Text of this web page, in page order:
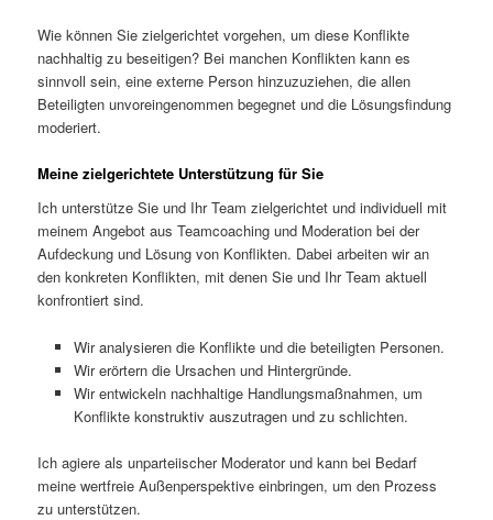
Wie können Sie zielgerichtet vorgehen, um diese Konflikte
nachhaltig zu beseitigen? Bei manchen Konflikten kann es
sinnvoll sein, eine externe Person hinzuzuziehen, die allen
Beteiligten unvoreingenommen begegnet und die Lösungsfindung
moderiert.
Meine zielgerichtete Unterstützung für Sie
Ich unterstütze Sie und Ihr Team zielgerichtet und individuell mit
meinem Angebot aus Teamcoaching und Moderation bei der
Aufdeckung und Lösung von Konflikten. Dabei arbeiten wir an
den konkreten Konflikten, mit denen Sie und Ihr Team aktuell
konfrontiert sind.
Wir analysieren die Konflikte und die beteiligten Personen.
Wir erörtern die Ursachen und Hintergründe.
Wir entwickeln nachhaltige Handlungsmaßnahmen, um
Konflikte konstruktiv auszutragen und zu schlichten.
Ich agiere als unparteiischer Moderator und kann bei Bedarf
meine wertfreie Außenperspektive einbringen, um den Prozess
zu unterstützen.